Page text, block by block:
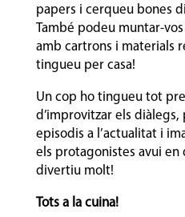
papers i cerqueu bones
També podeu muntar-
amb cartrons i materials
tingueu per casa!
Un cop ho tingueu tot
d’improvitzar els
episodis a l’actualitat i
els protagonistes avui en
divertiu molt!
Tots a la cuina!